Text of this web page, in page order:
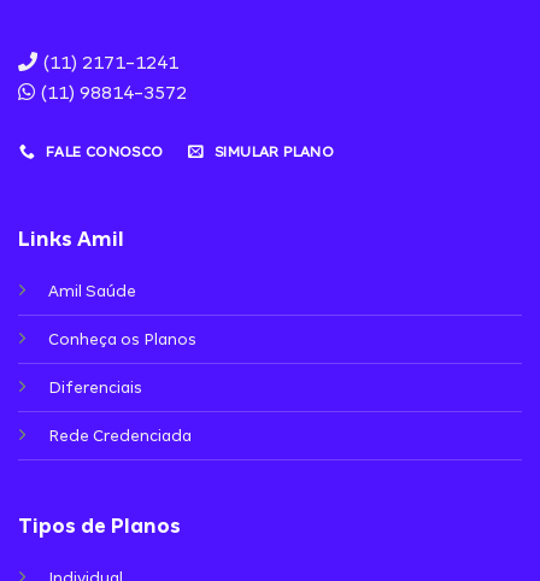
(11) 2171-1241
(11) 98814-3572
FALE CONOSCO SIMULAR PLANO
Links Amil
Amil Saúde
Conheça os Planos
Diferenciais
Rede Credenciada
Tipos de Planos